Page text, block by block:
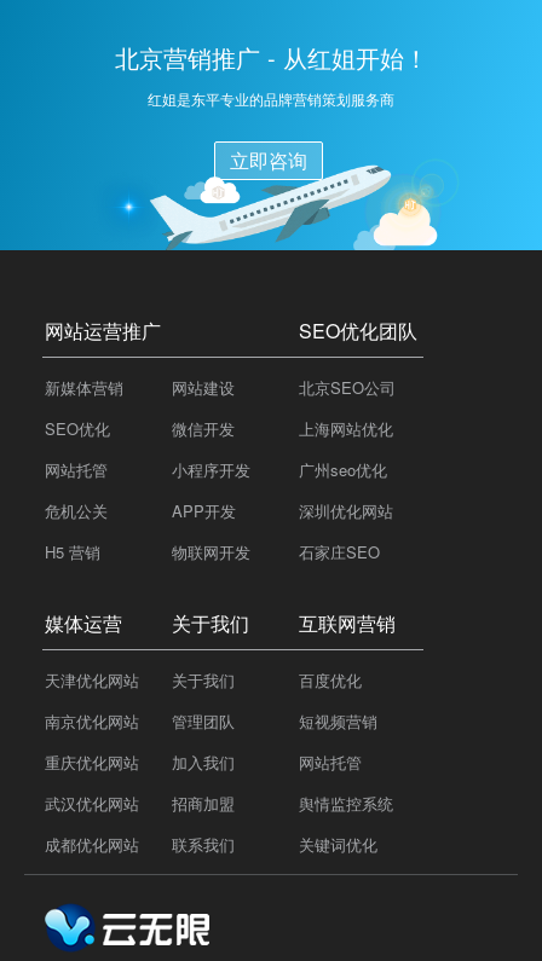
策略。选择具有潜力的关键词进行优化，调整网站内
容、结构和外部链接等，以提高网站在搜索引擎中的排
北京营销推广 - 从红姐开始！
红姐是东平专业的品牌营销策划服务商
立即咨询
网站运营推广
新媒体营销
SEO优化
网站托管
危机公关
H5 营销
网站建设
微信开发
小程序开发
APP开发
物联网开发
SEO优化团队
北京SEO公司
上海网站优化
广州seo优化
深圳优化网站
石家庄SEO
媒体运营
天津优化网站
南京优化网站
重庆优化网站
武汉优化网站
成都优化网站
关于我们
关于我们
管理团队
加入我们
招商加盟
联系我们
互联网营销
百度优化
短视频营销
网站托管
舆情监控系统
关键词优化